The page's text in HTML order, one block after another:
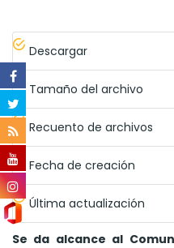
Descargar
Tamaño del archivo
Recuento de archivos
Fecha de creación
Última actualización
Se da alcance al